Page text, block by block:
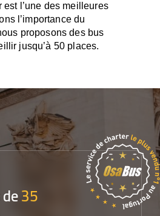
l’une des meilleures
l’importance du
proposons des bus
jusqu’à 50 places.
35